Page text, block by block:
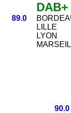
89.0
DAB+
LILLE
LYON
90.0